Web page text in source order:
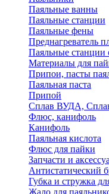
Паяльные ванны
Паяльные станции
Паяльные фены
Преднагреватель
Паяльные станции
Материалы для
Припои, пасты
Паяльная паста
Припой
Сплав ВУДА,
Флюс, канифоль
Канифоль
Паяльная кислота
Флюс для пайки
Запчасти и
Антистатический
Губка и стружка
Жало для